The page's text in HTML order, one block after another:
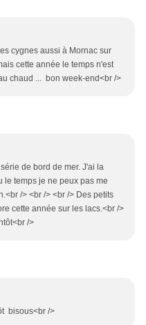
cygnes aussi à Mornac sur
cette année le temps n'est
chaud ... bon week-end<br />
de bord de mer. J'ai la
le temps je ne peux pas me
/> <br /> <br /> Des petits
cette année sur les lacs.<br />
/>
bisous<br />